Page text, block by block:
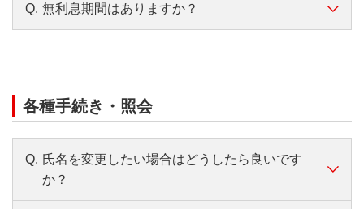
会員ページのホーム画面「残債務合計額」を確
第二リテールアカウント支店専用ダイヤル
「0120-76-5919」（音声自動応答）でご確認
受付時間：平日9：00～21：00、土・日・祝日9：
ダウンロードはこちらから（
会員ページのご利用残高照会メニューの「次回
返済金額」を確認
会員ページはこちら
Eメールサービスをご利用の場合、ATMにて次回
返済金額（最少返済額）未満の操作を行うとリ
Eメールサービスについてくわしくはこちら
返済金額（最少返済額と返済日当日までの遅延
損害金の合計額）以上のご入金が必要です。遅
続きできます。
ATMからお振り込みでご返済される場合は、利用時
間・利用機関により所定の手数料がかかります。
A. 以下の方法でご返済いただけます。
一部の無人ATMでは、硬貨はお取り扱いしていませ
ん。硬貨のお取り扱いの有無は、「ATM・店舗のご
案内」よりご確認いただけます。
ATM・店舗のご案内
Q. 無利息期間はありますか？
借入日翌日から利息が発生し、付利単位を1
円として365日計算で利息計算されます。
各種手続き・照会
Q. 氏名を変更したい場合はどうしたら良いです
か？